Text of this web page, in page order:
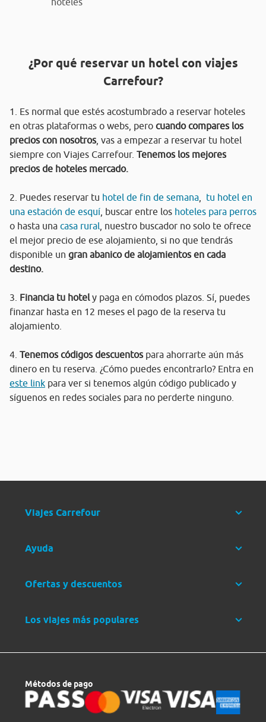
¿Por qué reservar un hotel con viajes
Carrefour?
1. Es normal que estés acostumbrado a reservar hoteles
en otras plataformas o webs, pero cuando compares los
precios con nosotros, vas a empezar a reservar tu hotel
siempre con Viajes Carrefour. Tenemos los mejores
precios de hoteles mercado.
2. Puedes reservar tu hotel de fin de semana
tu hotel en
una estación de esquí , buscar entre los hoteles para perros
o hasta una casa rural , nuestro buscador no solo te ofrece
el mejor precio de ese alojamiento, si no que tendrás
disponible un gran abanico de alojamientos en cada
destino.
3. Financia tu hotely paga en cómodos plazos. Sí, puedes
finanzar hasta en 12 meses el pago de la reserva tu
alojamiento.
4. Tenemos códigos descuentos para ahorrarte aún más
dinero en tu reserva. ¿Cómo puedes encontrarlo? Entra en
este link para ver si tenemos algún código publicado y
síguenos en redes sociales para no perderte ninguno.
Viajes Carrefour
Ayuda
Ofertas y descuentos
Los viajes más populares
Métodos de pago